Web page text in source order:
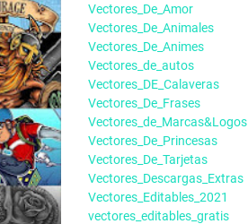
Vectores_De_Amor
Vectores_De_Animales
Vectores_De_Animes
Vectores_de_autos
Vectores_DE_Calaveras
Vectores_De_Frases
Vectores_de_Marcas&Logos
Vectores_De_Princesas
Vectores_De_Tarjetas
Vectores_Descargas_Extras
Vectores_Editables_2021
vectores_editables_gratis